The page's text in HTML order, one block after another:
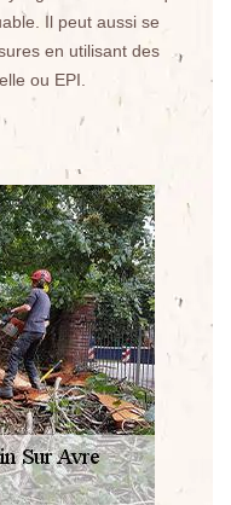
Il peut aussi se
en utilisant des
ou EPI.